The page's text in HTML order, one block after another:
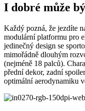
I dobré může
Každý pozná, že jezdíte
modulární platformu pro
jedinečný design se
mimořádně dlouhým
(nejméně 18 palců).
přední dekor, zadní
optimální aerodynamiku